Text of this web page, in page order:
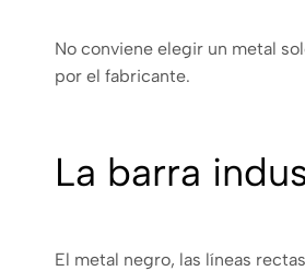
No conviene elegir un metal
por el fabricante.
La barra
El metal negro, las líneas